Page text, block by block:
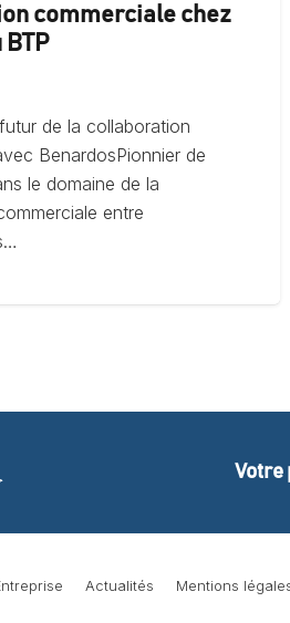
commerciale chez
BTP
de la collaboration
BenardosPionnier de
le domaine de la
entre
Votre
Actualités Mentions